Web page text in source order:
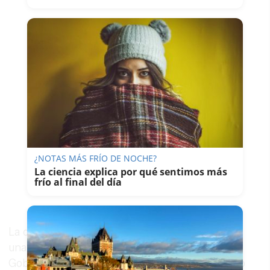
La operación podría prolongarse hasta el lunes,
una posibilidad que ha generado el rechazo del
Gobierno de Canarias. Su presidente, Fernando
¿NOTAS MÁS FRÍO DE NOCHE?
La ciencia explica por qué sentimos más
frío al final del día